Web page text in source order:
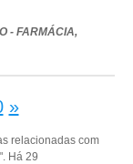
- FARMÁCIA,
»
relacionadas com
Há 29